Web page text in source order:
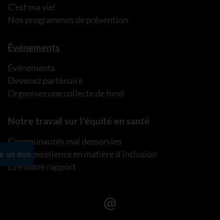
C’est ma vie!
Nos programmes de prévention
Événements
Événements
Devenez partenaire
Organisez une collecte de fond
Notre travail sur l’équité en santé
Communautés mal desservies
Plan d’excellence en matière d’inclusion
Lire notre rapport